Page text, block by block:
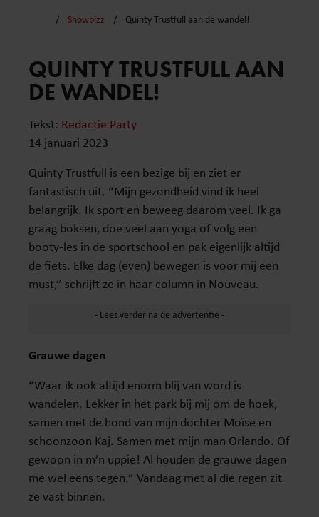
Showbizz Quinty Trustfull aan de wandel!
QUINTY TRUSTFULL AAN
DE WANDEL!
Tekst: Redactie Party
14 januari 2023
Quinty Trustfull is een bezige bij en ziet er
fantastisch uit. “Mijn gezondheid vind ik heel
belangrijk. Ik sport en beweeg daarom veel. Ik ga
graag boksen, doe veel aan yoga of volg een
booty-les in de sportschool en pak eigenlijk altijd
de fiets. Elke dag (even) bewegen is voor mij een
must,” schrijft ze in haar column in Nouveau.
Grauwe dagen
“Waar ik ook altijd enorm blij van word is
wandelen. Lekker in het park bij mij om de hoek,
samen met de hond van mijn dochter Moïse en
schoonzoon Kaj. Samen met mijn man Orlando. Of
gewoon in m’n uppie! Al houden de grauwe dagen
me wel eens tegen.” Vandaag met al die regen zit
ze vast binnen.